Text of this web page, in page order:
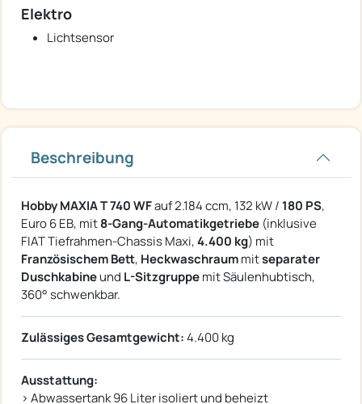
Elektro
Lichtsensor
Beschreibung
Hobby MAXIA T 740 WFauf 2.184 ccm, 132 kW / 180 PS,
Euro 6 EB, mit8-Gang-Automatikgetriebe (inklusive
FIAT Tiefrahmen-Chassis Maxi,4.400 kg) mit
Französischem Bett, Heckwaschraummitseparater
Duschkabineund L-Sitzgruppemit Säulenhubtisch,
360° schwenkbar.
Zulässiges Gesamtgewicht:4.400 kg
Ausstattung:
› Abwassertank 96 Liter isoliert und beheizt